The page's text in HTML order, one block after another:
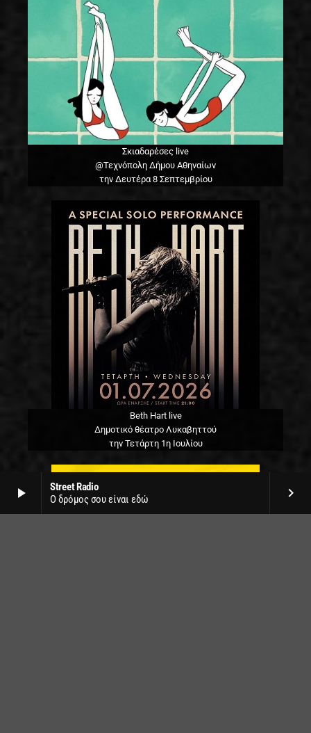
play_arrow
Street Radio
Ο δρόμος σου είναι εδώ
keyboard_arrow_right
Σκιαδαρέσες live
@Τεχνόπολη Δήμου Αθηναίων
την Δευτέρα 8 Σεπτεμβρίου
Beth Hart live
Δημοτικό θέατρο Λυκαβηττού
την Τετάρτη 1η Ιουλίου